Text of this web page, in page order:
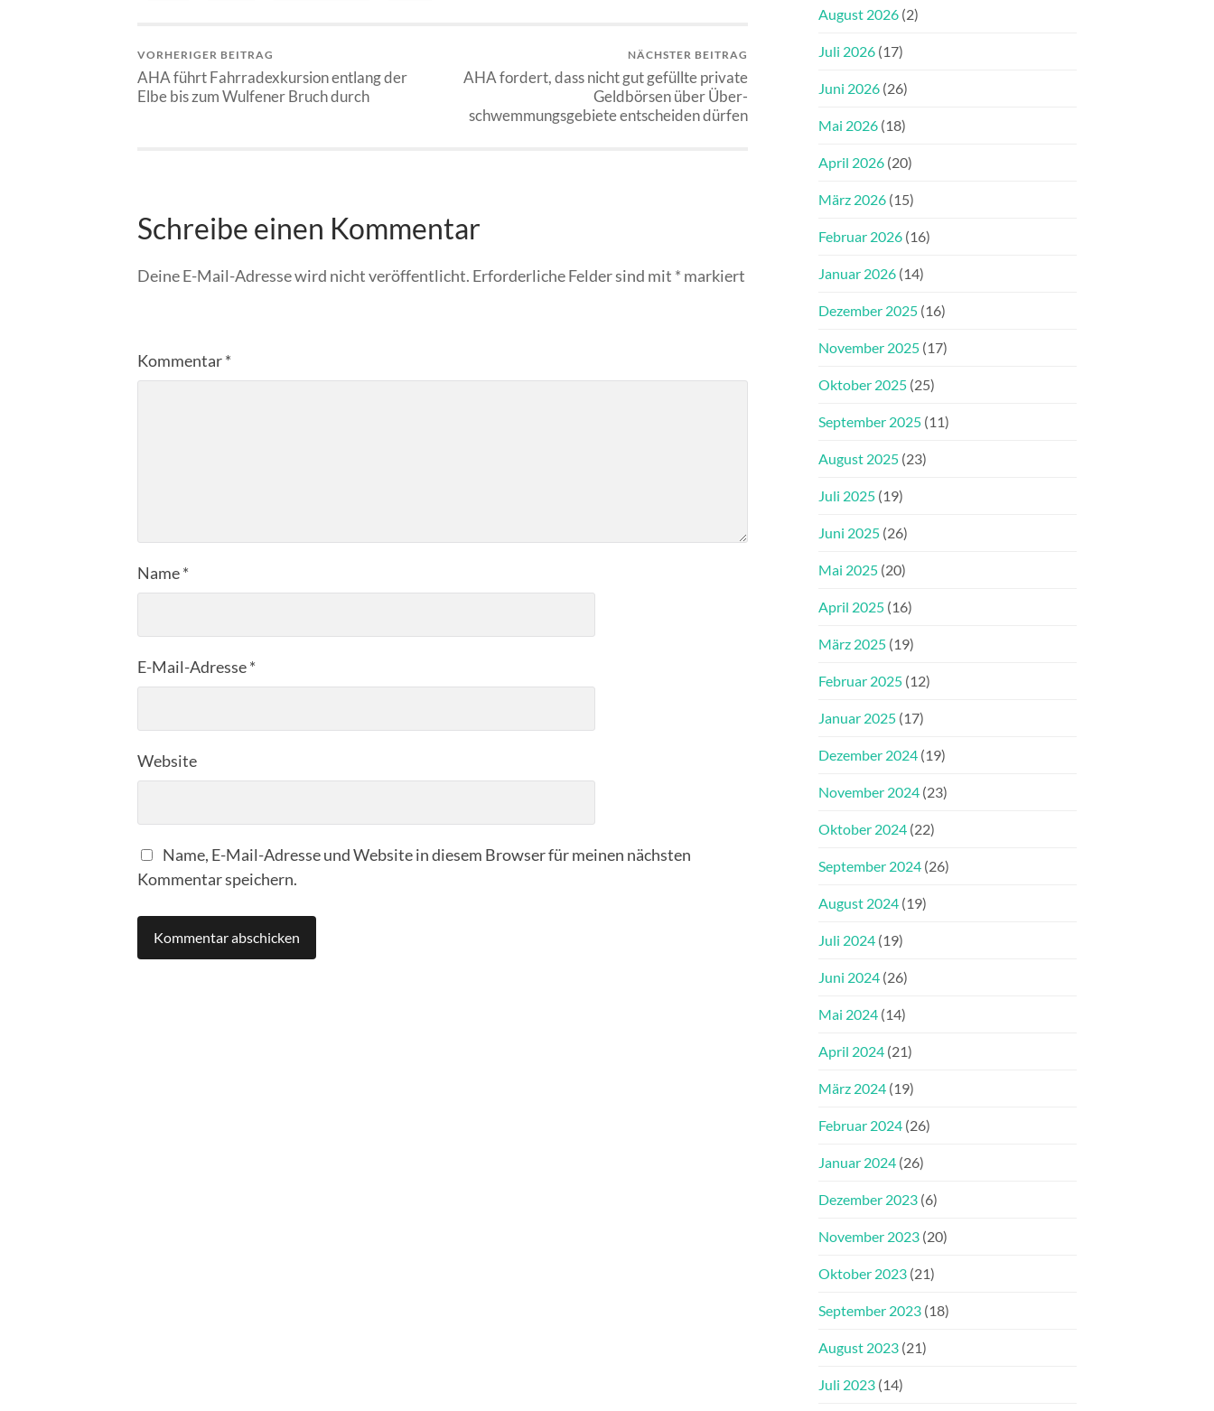
VORHERIGER BEITRAG
AHA führt Fahrradexkursion entlang der
Elbe bis zum Wulfener Bruch durch
NÄCHSTER BEITRAG
AHA fordert, dass nicht gut gefüllte private
Geldbörsen über Über-
schwemmungsgebiete entscheiden dürfen
Schreibe einen Kommentar
Deine E-Mail-Adresse wird nicht veröffentlicht. Erforderliche Felder sind mit * markiert
Kommentar*
Name*
E-Mail-Adresse*
Website
Name, E-Mail-Adresse und Website in diesem Browser für meinen nächsten
Kommentar speichern.
August 2026 (2)
Juli 2026 (17)
Juni 2026 (26)
Mai 2026 (18)
April 2026 (20)
März 2026 (15)
Februar 2026 (16)
Januar 2026 (14)
Dezember 2025 (16)
November 2025 (17)
Oktober 2025 (25)
September 2025 (11)
August 2025 (23)
Juli 2025 (19)
Juni 2025 (26)
Mai 2025 (20)
April 2025 (16)
März 2025 (19)
Februar 2025 (12)
Januar 2025 (17)
Dezember 2024 (19)
November 2024 (23)
Oktober 2024 (22)
September 2024 (26)
August 2024 (19)
Juli 2024 (19)
Juni 2024 (26)
Mai 2024 (14)
April 2024 (21)
März 2024 (19)
Februar 2024 (26)
Januar 2024 (26)
Dezember 2023 (6)
November 2023 (20)
Oktober 2023 (21)
September 2023 (18)
August 2023 (21)
Juli 2023 (14)